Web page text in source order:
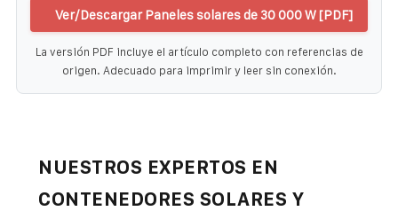
Ver/Descargar Paneles solares de 30 000 W [PDF]
La versión PDF incluye el artículo completo con referencias de
origen. Adecuado para imprimir y leer sin conexión.
NUESTROS EXPERTOS EN
CONTENEDORES SOLARES Y